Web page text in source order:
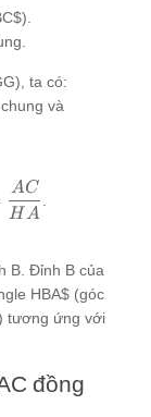
ta có:
và
HA
AC
B. Đỉnh B của
HBA$ (góc
tương ứng với
đồng